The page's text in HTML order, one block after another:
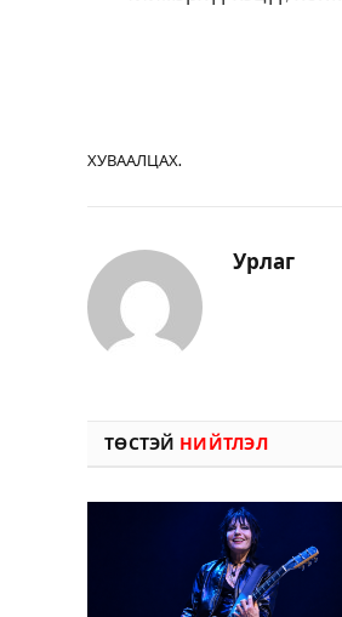
ХУВААЛЦАХ.
Урлаг
ТӨСТЭЙ НИЙТЛЭЛ